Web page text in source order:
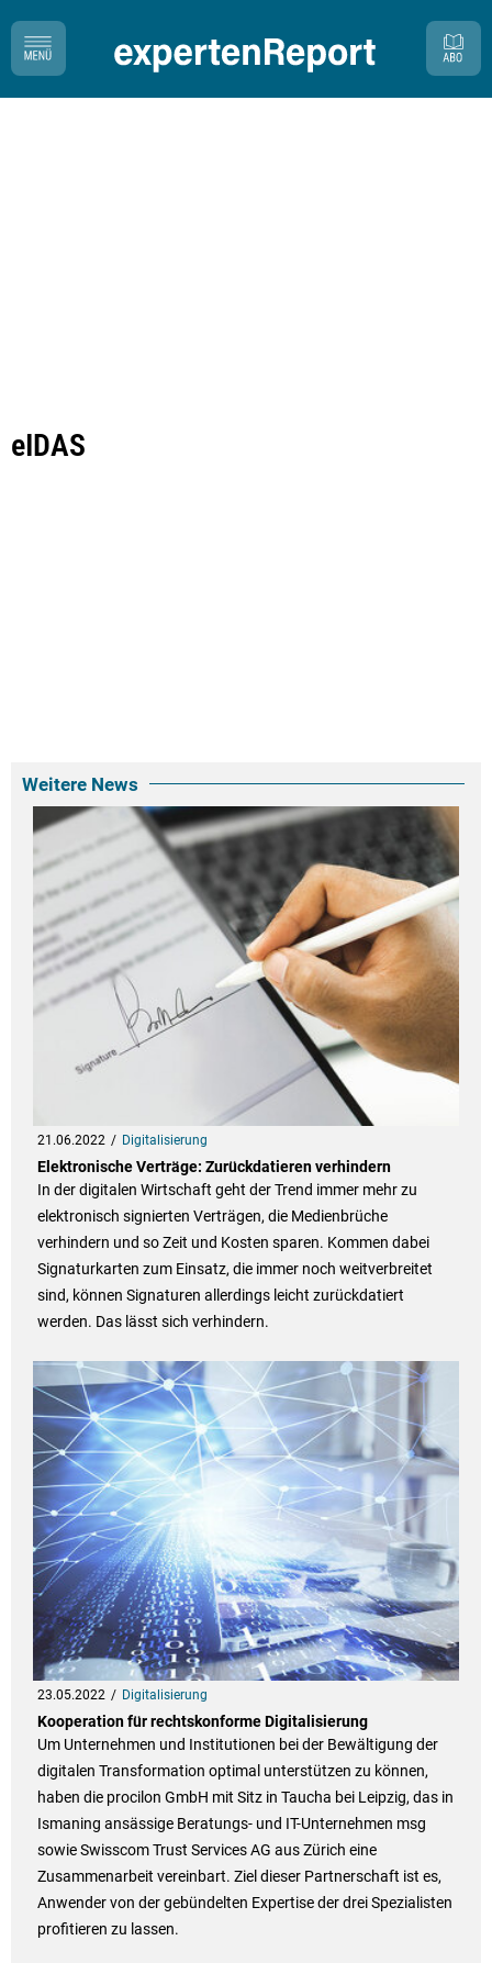
eIDAS
Weitere News
21.06.2022 Digitalisierung
Elektronische Verträge: Zurückdatieren verhindern
In der digitalen Wirtschaft geht der Trend immer mehr zu
elektronisch signierten Verträgen, die Medienbrüche
verhindern und so Zeit und Kosten sparen. Kommen dabei
Signaturkarten zum Einsatz, die immer noch weitverbreitet
sind, können Signaturen allerdings leicht zurückdatiert
werden. Das lässt sich verhindern.
23.05.2022 Digitalisierung
Kooperation für rechtskonforme Digitalisierung
Um Unternehmen und Institutionen bei der Bewältigung der
digitalen Transformation optimal unterstützen zu können,
haben die procilon GmbH mit Sitz in Taucha bei Leipzig, das in
Ismaning ansässige Beratungs- und IT-Unternehmen msg
sowie Swisscom Trust Services AG aus Zürich eine
Zusammenarbeit vereinbart. Ziel dieser Partnerschaft ist es,
Anwender von der gebündelten Expertise der drei Spezialisten
profitieren zu lassen.